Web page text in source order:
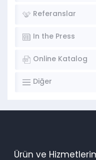
Referanslar
In the Press
Online Katalog
Diğer
Ürün ve